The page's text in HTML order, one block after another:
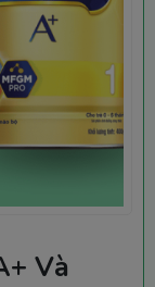
Và